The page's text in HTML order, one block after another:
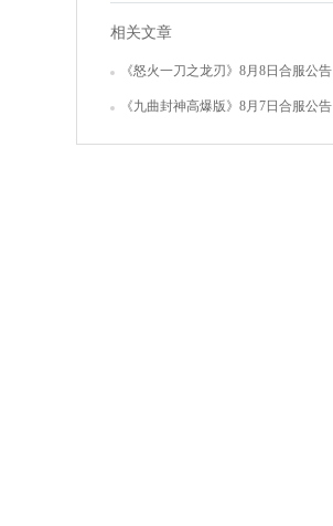
相关文章
《怒火一刀之龙刃》8月8日合服公告
《九曲封神高爆版》8月7日合服公告